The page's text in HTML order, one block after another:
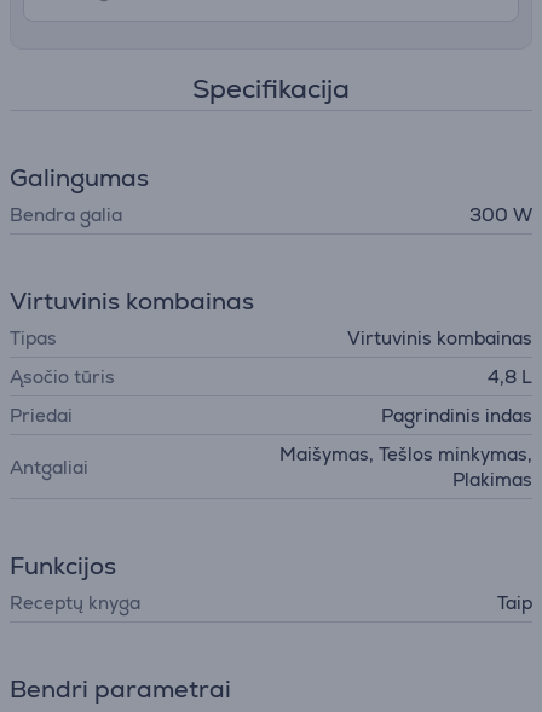
Specifikacija
Galingumas
Bendra galia 300 W
Virtuvinis kombainas
Tipas
Virtuvinis kombainas
Ąsočio tūris
4,8 L
Priedai
Pagrindinis indas
Antgaliai
Maišymas, Tešlos minkymas,
Plakimas
Funkcijos
Receptų knyga Taip
Bendri parametrai